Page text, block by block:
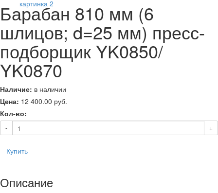
Барабан 810 мм (6
шлицов; d=25 мм) пресс-
подборщик YK0850/
YK0870
Наличие: в наличии
Цена: 12 400.00 руб.
Кол-во:
- +
Купить
Описание